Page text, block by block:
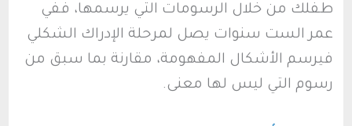
طفلك من خلال الرسومات التي يرسمها، ففي
عمر الست سنوات يصل لمرحلة الإدراك الشكلي
فيرسم الأشكال المفهومة، مقارنة بما سبق من
رسوم التي ليس لها معنى.